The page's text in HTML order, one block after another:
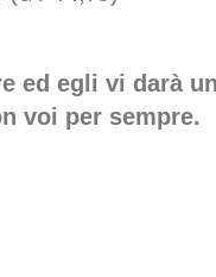
ed egli vi darà
voi per sempre.